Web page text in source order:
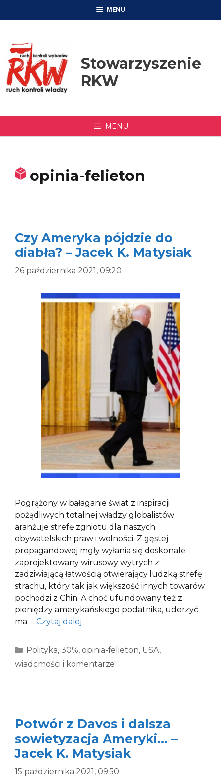
MENU
Stowarzyszenie
RKW
MENU
opinia-felieton
Czy Ameryka pójdzie do
diabła? – Jacek K. Matysiak
26 października 2021, 09:20
Pogrążony w bałaganie świat z inspiracji
pożądliwych totalnej władzy globalistów
aranżuje strefę zgniotu dla naszych
obywatelskich praw i wolności. Z gęstej
propagandowej mgły wyłania się doskonale
zaprojektowany wirusowy wytrych z
zadziwiającą łatwością otwierający ludzką strefę
strachu, który tak jak większość innych towarów
pochodzi z Chin. A choć ufundowany też z
pieniędzy amerykańskiego podatnika, uderzyć
ma … Czytaj dalej
Kategorie
Polityka, 30%, opinia-felieton, USA,
wiadomości i komentarze
Potwór z Davos i dalsza
sowietyzacja Ameryki… –
Jacek K. Matysiak
15 października 2021, 09:50